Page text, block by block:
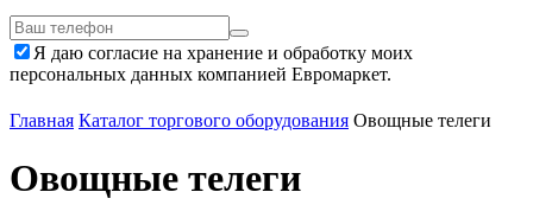
Я даю согласие на хранение и обработку моих
персональных данных компанией Евромаркет.
Главная Каталог торгового оборудования Овощные телеги
Овощные телеги